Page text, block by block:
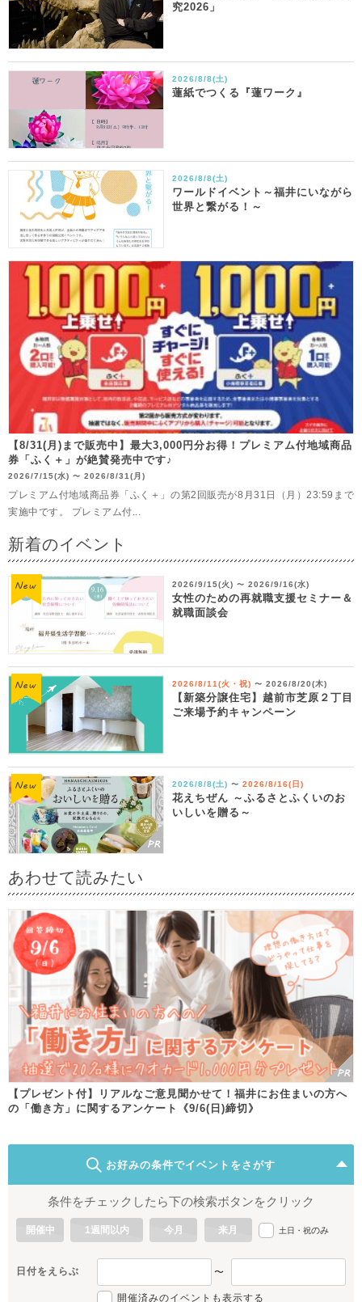
究2026」
2026/8/8(土)
蓮紙でつくる『蓮ワーク』
2026/8/8(土)
ワールドイベント～福井にいながら
世界と繋がる！～
【8/31(月)まで販売中】最大3,000円分お得！プレミアム付地域商品
券「ふく＋」が絶賛発売中です♪
2026/7/15(水) 〜 2026/8/31(月)
プレミアム付地域商品券「ふく＋」の第2回販売が8月31日（月）23:59まで
実施中です。 プレミアム付...
新着のイベント
2026/9/15(火) 〜 2026/9/16(水)
女性のための再就職支援セミナー＆
就職面談会
2026/8/11(火・祝) 〜 2026/8/20(木)
【新築分譲住宅】越前市芝原２丁目
ご来場予約キャンペーン
2026/8/8(土) 〜 2026/8/16(日)
花えちぜん ～ふるさとふくいのお
いしいを贈る～
あわせて読みたい
【プレゼント付】リアルなご意見聞かせて！福井にお住まいの方へ
の「働き方」に関するアンケート《9/6(日)締切》
お好みの条件でイベントをさがす
条件をチェックしたら下の検索ボタンをクリック
開催中 1週間以内 今月 来月 土日・祝のみ
日付をえらぶ 〜
開催済みのイベントも表示する